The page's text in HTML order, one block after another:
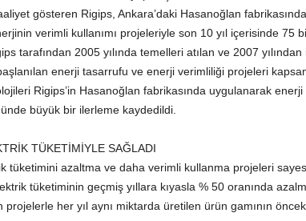
gösteren Rigips, Ankara’daki Hasanoğlan
verimli kullanımı projeleriyle son 10 yıl içerisinde 75
tarafından 2005 yılında temelleri atılan ve 2007
enerji tasarrufu ve enerji verimliliği projeleri
Rigips’in Hasanoğlan fabrikasında uygulanarak enerji
büyük bir ilerleme kaydedildi.
TÜKETİMİYLE SAĞLADI
tüketimini azaltma ve daha verimli kullanma projeleri
tüketiminin geçmiş yıllara kıyasla % 50 oranında
projelerle her yıl aynı miktarda üretilen ürün gamının